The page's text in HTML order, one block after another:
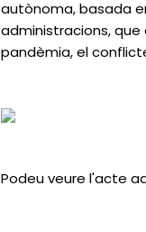
autònoma, basada
administracions,
pandèmia, el
Podeu veure l'acte